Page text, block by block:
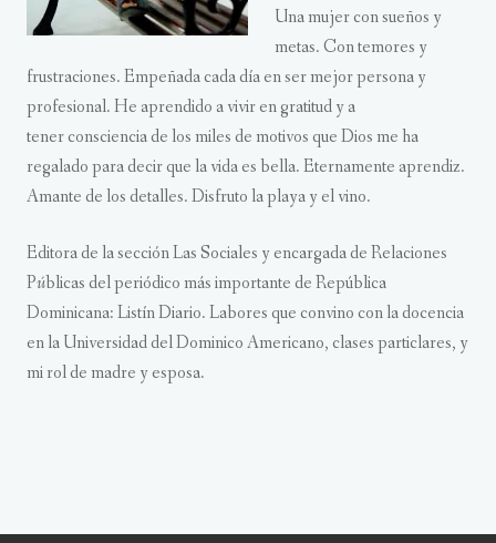
Una mujer con sueños y
metas. Con temores y
frustraciones. Empeñada cada día en ser mejor persona y
profesional. He aprendido a vivir en gratitud y a
tener consciencia de los miles de motivos que Dios me ha
regalado para decir que la vida es bella. Eternamente aprendiz.
Amante de los detalles. Disfruto la playa y el vino.
Editora de la sección Las Sociales y encargada de Relaciones
Públicas del periódico más importante de República
Dominicana: Listín Diario. Labores que convino con la docencia
en la Universidad del Dominico Americano, clases particlares, y
mi rol de madre y esposa.